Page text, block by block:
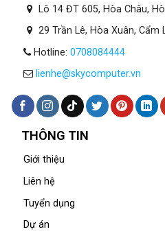
Lô 14 ĐT 605, Hòa Châu,
29 Trần Lê, Hòa Xuân, Cẩm
Hotline: 0708084444
lienhe@skycomputer.vn
THÔNG TIN
Giới thiệu
Liên hệ
Tuyển dụng
Dự án